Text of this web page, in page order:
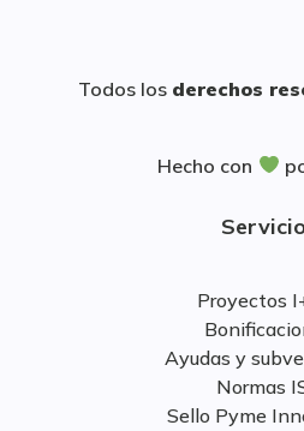
Todos los derechos
Hecho con
Proyectos
Ayudas y
Normas
Sello Pyme